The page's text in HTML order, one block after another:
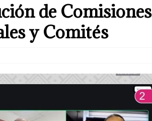
de Comisiones
y Comités